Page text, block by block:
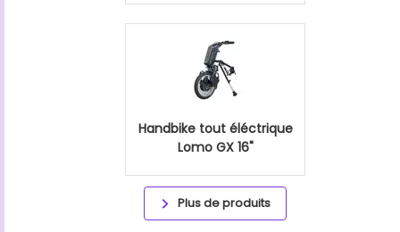
Handbike tout éléctrique
Lomo GX 16"
Plus de produits